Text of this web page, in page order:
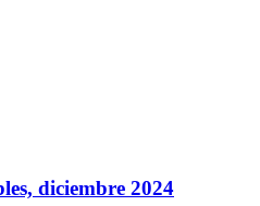
diciembre 2024